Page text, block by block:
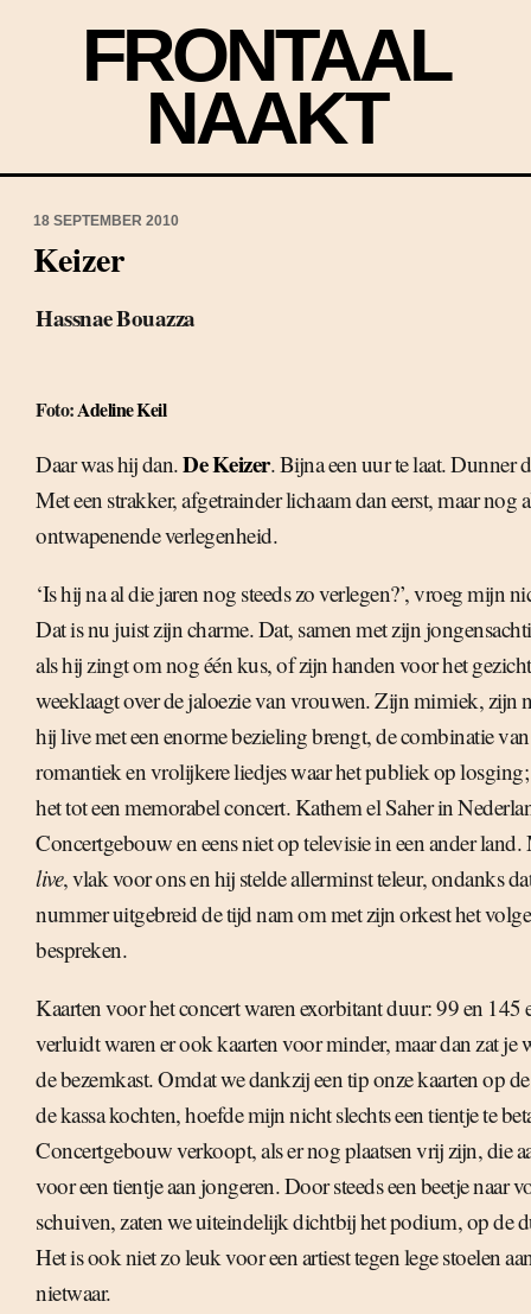
FRONTAAL
NAAKT
18 SEPTEMBER 2010
Keizer
Hassnae Bouazza
Foto:Adeline Keil
Daar was hij dan.De Keizer. Bijna een uur te laat. Dunner
Met een strakker, afgetrainder lichaam dan eerst, maar nog
ontwapenende verlegenheid.
‘Is hij na al die jaren nog steeds zo verlegen?’, vroeg mijn
Dat is nu juist zijn charme. Dat, samen met zijn
als hij zingt om nog één kus, of zijn handen voor het
weeklaagt over de jaloezie van vrouwen. Zijn mimiek, zijn
hij live met een enorme bezieling brengt, de combinatie
romantiek en vrolijkere liedjes waar het publiek op
het tot een memorabel concert. Kathem el Saher in
Concertgebouw en eens niet op televisie in een ander
live, vlak voor ons en hij stelde allerminst teleur, ondanks
nummer uitgebreid de tijd nam om met zijn orkest het
bespreken.
Kaarten voor het concert waren exorbitant duur: 99 en 145
verluidt waren er ook kaarten voor minder, maar dan zat je
de bezemkast. Omdat we dankzij een tip onze kaarten op
de kassa kochten, hoefde mijn nicht slechts een tientje te
Concertgebouw verkoopt, als er nog plaatsen vrij zijn, die
voor een tientje aan jongeren. Door steeds een beetje naar
schuiven, zaten we uiteindelijk dichtbij het podium, op de
Het is ook niet zo leuk voor een artiest tegen lege stoelen
nietwaar.